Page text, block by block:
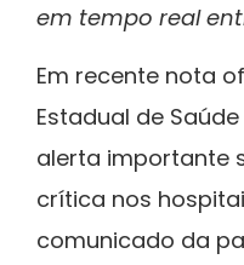
em tempo real
Em recente nota
Estadual de
alerta importante
crítica nos
comunicado da